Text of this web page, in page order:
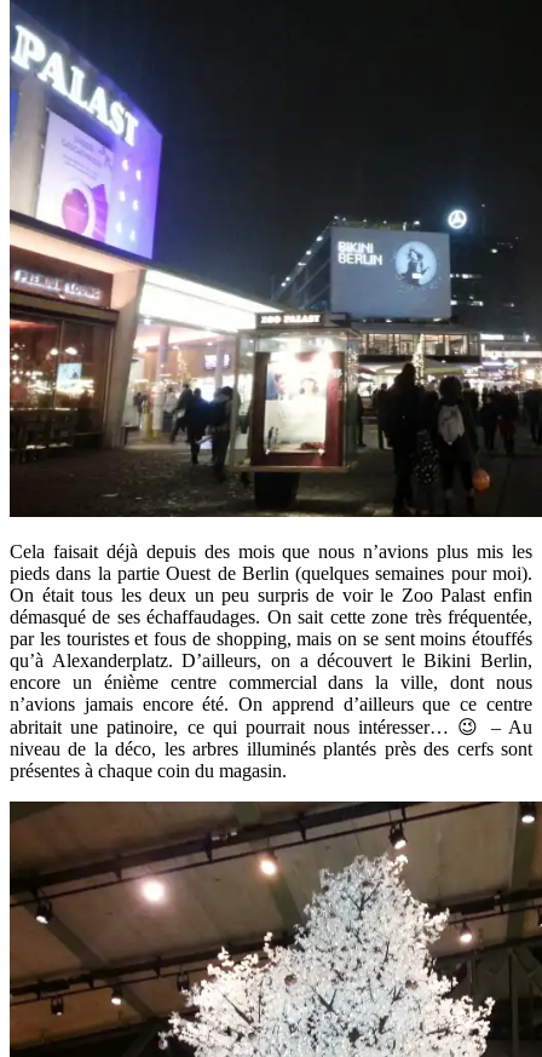
Cela faisait déjà depuis des mois que nous n’avions plus mis les
pieds dans la partie Ouest de Berlin (quelques semaines pour moi).
On était tous les deux un peu surpris de voir le Zoo Palast enfin
démasqué de ses échaffaudages. On sait cette zone très fréquentée,
par les touristes et fous de shopping, mais on se sent moins étouffés
qu’à Alexanderplatz. D’ailleurs, on a découvert le Bikini Berlin,
encore un énième centre commercial dans la ville, dont nous
n’avions jamais encore été. On apprend d’ailleurs que ce centre
abritait une patinoire, ce qui pourrait nous intéresser… 😉 – Au
niveau de la déco, les arbres illuminés plantés près des cerfs sont
présentes à chaque coin du magasin.